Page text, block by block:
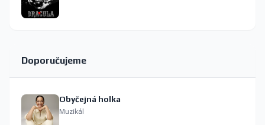
Doporučujeme
Obyčejná holka
Muzikál